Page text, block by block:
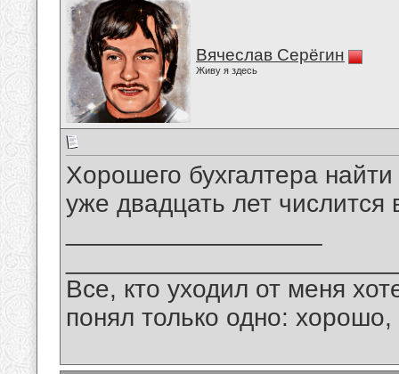
Вячеслав Серёгин
Живу я здесь
Хорошего бухгалтера
уже двадцать лет
Все, кто уходил от меня
понял только одно: